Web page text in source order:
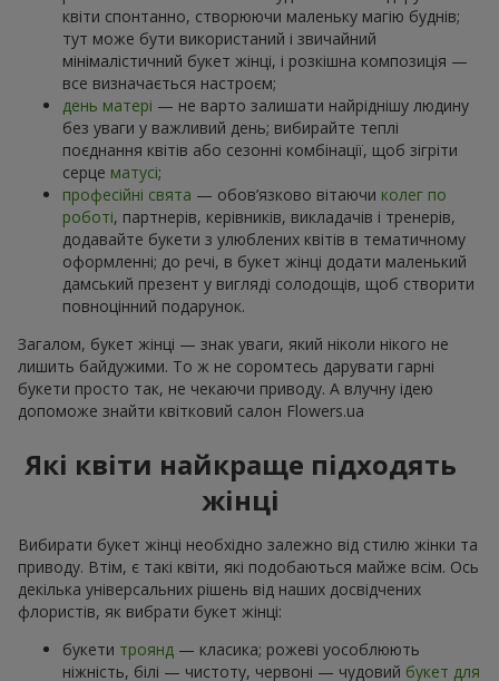
квіти спонтанно, створюючи маленьку магію буднів;
тут може бути використаний і звичайний
мінімалістичний букет жінці, і розкішна композиція —
все визначається настроєм;
день матері — не варто залишати найріднішу людину
без уваги у важливий день; вибирайте теплі
поєднання квітів або сезонні комбінації, щоб зігріти
серце матусі;
професійні свята — обов’язково вітаючи колег по
роботі, партнерів, керівників, викладачів і тренерів,
додавайте букети з улюблених квітів в тематичному
оформленні; до речі, в букет жінці додати маленький
дамський презент у вигляді солодощів, щоб створити
повноцінний подарунок.
Загалом, букет жінці — знак уваги, який ніколи нікого не
лишить байдужими. То ж не соромтесь дарувати гарні
букети просто так, не чекаючи приводу. А влучну ідею
допоможе знайти квітковий салон Flowers.ua
Які квіти найкраще підходять
жінці
Вибирати букет жінці необхідно залежно від стилю жінки та
приводу. Втім, є такі квіти, які подобаються майже всім. Ось
декілька універсальних рішень від наших досвідчених
флористів, як вибрати букет жінці:
букети троянд — класика; рожеві уособлюють
ніжність, білі — чистоту, червоні — чудовий букет для